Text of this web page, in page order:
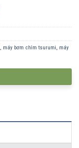
, máy bơm chìm tsurumi, máy